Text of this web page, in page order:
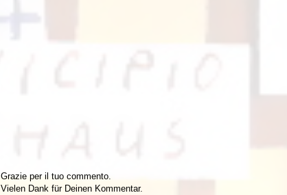
Grazie per il tuo commento.
Vielen Dank für Deinen Kommentar.